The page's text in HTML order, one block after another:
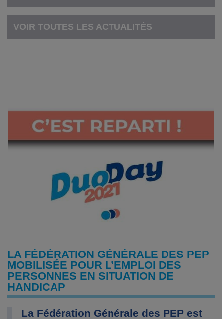
VOIR TOUTES LES ACTUALITÉS
LA FÉDÉRATION GÉNÉRALE DES PEP
MOBILISÉE POUR L’EMPLOI DES
PERSONNES EN SITUATION DE
HANDICAP
La Fédération Générale des PEP est